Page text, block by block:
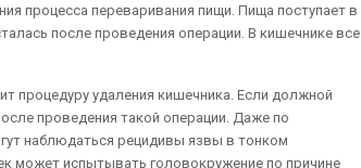
процесса переваривания пищи. Пища поступает в
после проведения операции. В кишечнике все
процедуру удаления кишечника. Если должной
проведения такой операции. Даже по
наблюдаться рецидивы язвы в тонком
может испытывать головокружение по причине